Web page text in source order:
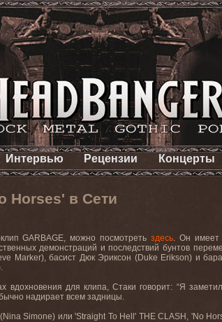
Интервью Рецензии Концерты
Horses' в Сети
GARBAGE, можно посмотреть здесь. Он имеет
демонстраций и последствий бунтов
Marker), басист Дюк Эриксон (Duke Erikson) и
вдохновения для клипа, Стаки говорит: “Я
надирает всем задницы.
Nina Simone) или 'Straight To Hell' THE CLASH , 'No